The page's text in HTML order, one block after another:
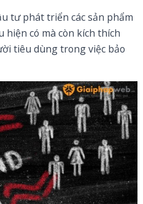
tư phát triển các sản phẩm
hiện có mà còn kích thích
tiêu dùng trong việc bảo